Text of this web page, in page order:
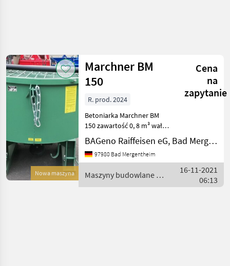
Kategoria 4 Kraj Filtry
AKTUALNA
ŚCIEŻKA
technika
budowlana
Maszyny
Budowlane
Betoniarki
Zresetuj
Pokaż 1
wyników
Nowa maszyna
Marchner BM
150
Cena
na
zapytanie
R. prod. 2024
Betoniarka Marchner BM
150 zawartość 0, 8 m³ wał
kardana Za pomocą
betonomieszarki
podwieszanej do ciągnika
samodzielnie wytwarzać
beton, zaprawę i ja
BAGeno Raiffeisen eG, Bad Mergentheim
97980 Bad Mergentheim
Maszyny budowlane /
Marchner
16-11-2021
06:13